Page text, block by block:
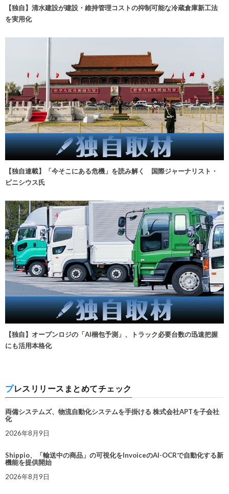
【独自】清水建設が建設・維持管理コストの抑制可能な冷蔵倉庫新工法
を実用化
【独自連載】「今そこにある危機」を読み解く 国際ジャーナリスト・
ビニシウス氏
【独自】オープンロジの「AI梱包予測」、トラック必要台数の迅速把握
にも活用本格化
プレスリリースまとめてチェック
両備システムズ、物流自動化システムを手掛ける 株式会社APTを子会社
化
2026年8月9日
Shippio、「輸送中の商品」の可視化をInvoiceのAI-OCRで自動化する新
機能を提供開始
2026年8月9日